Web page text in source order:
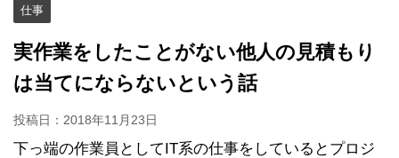
仕事
実作業をしたことがない他人の見積もり
は当てにならないという話
投稿日： 2018年11月23日
下っ端の作業員としてIT系の仕事をしているとプロジ